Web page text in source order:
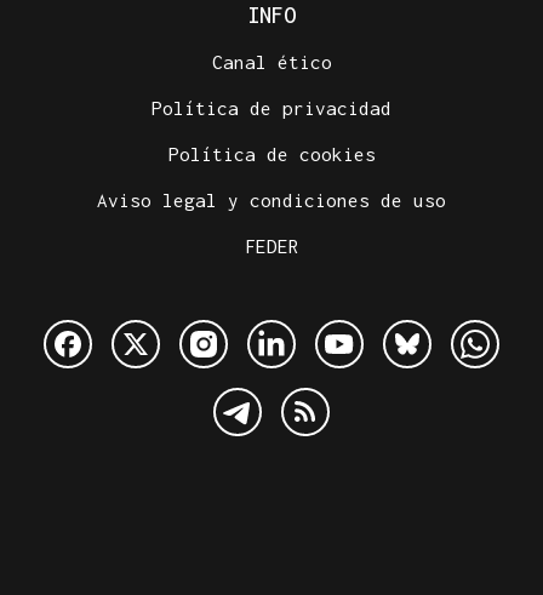
INFO
Canal ético
Política de privacidad
Política de cookies
Aviso legal y condiciones de uso
FEDER